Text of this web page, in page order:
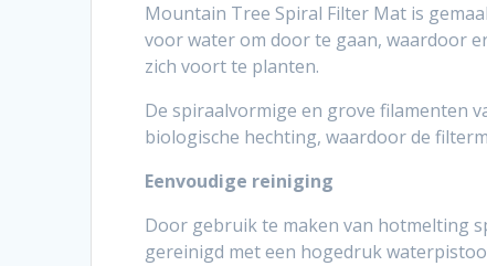
Mountain Tree Spiral Filter Mat is
voor water om door te gaan, waardoor
zich voort te planten.
De spiraalvormige en grove filamenten
biologische hechting, waardoor de
Eenvoudige reiniging
Door gebruik te maken van hotmelting
gereinigd met een hogedruk